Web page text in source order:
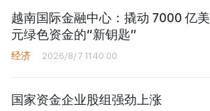
越南国际金融中心：撬动 7000 亿美
元绿色资金的“新钥匙”
经济 2026/8/7 11:40:00
国家资金企业股组强劲上涨